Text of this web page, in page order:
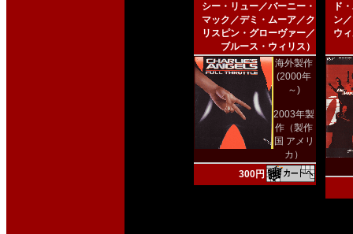
シー・リュー／バーニー・
マック／デミ・ムーア／ク
リスピン・グローヴァー／
ブルース・ウィリス）
海外製作
(2000年
～)
2003年製
作（製作
国 アメリ
カ）
300円
ド
ン
ウ